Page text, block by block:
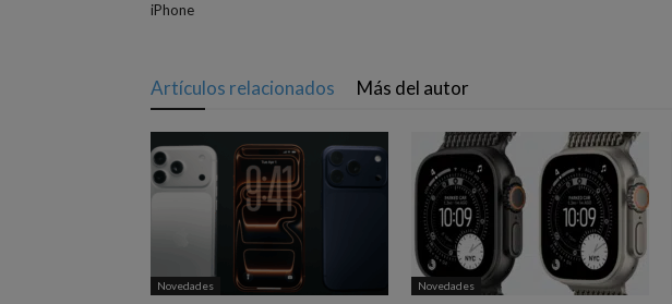
iPhone
Artículos relacionados Más del autor
Novedades Novedades